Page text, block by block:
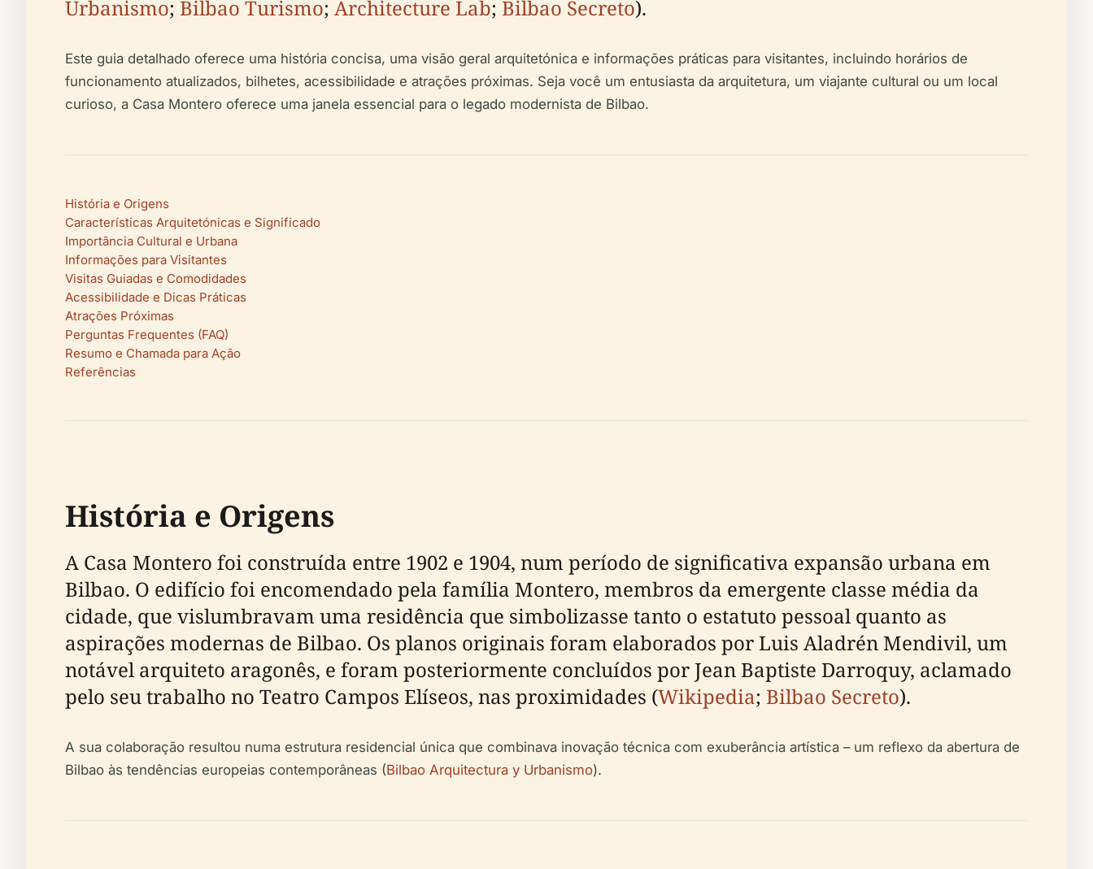
Urbanismo; Bilbao Turismo; Architecture Lab; Bilbao Secreto).
Este guia detalhado oferece uma história concisa, uma visão geral arquitetónica e informações práticas para visitantes, incluindo horários de
funcionamento atualizados, bilhetes, acessibilidade e atrações próximas. Seja você um entusiasta da arquitetura, um viajante cultural ou um local
curioso, a Casa Montero oferece uma janela essencial para o legado modernista de Bilbao.
História e Origens
Características Arquitetónicas e Significado
Importância Cultural e Urbana
Informações para Visitantes
Visitas Guiadas e Comodidades
Acessibilidade e Dicas Práticas
Atrações Próximas
Perguntas Frequentes (FAQ)
Resumo e Chamada para Ação
Referências
História e Origens
A Casa Montero foi construída entre 1902 e 1904, num período de significativa expansão urbana em
Bilbao. O edifício foi encomendado pela família Montero, membros da emergente classe média da
cidade, que vislumbravam uma residência que simbolizasse tanto o estatuto pessoal quanto as
aspirações modernas de Bilbao. Os planos originais foram elaborados por Luis Aladrén Mendivil, um
notável arquiteto aragonês, e foram posteriormente concluídos por Jean Baptiste Darroquy, aclamado
pelo seu trabalho no Teatro Campos Elíseos, nas proximidades (Wikipedia; Bilbao Secreto).
A sua colaboração resultou numa estrutura residencial única que combinava inovação técnica com exuberância artística – um reflexo da abertura de
Bilbao às tendências europeias contemporâneas (Bilbao Arquitectura y Urbanismo).